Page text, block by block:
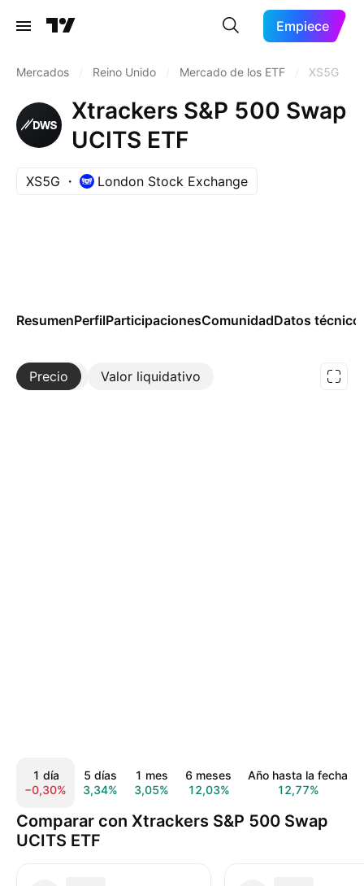
Empiece
Mercados Reino Unido Mercado de los ETF XS5G
Xtrackers S&P 500 Swap
UCITS ETF
XS5G London Stock Exchange
ResumenPerfilParticipacionesComunidadDatos
Precio Valor liquidativo
Más
1 día
−0,30%
5 días
3,34%
1 mes
3,05%
6 meses
12,03%
Año hasta la fecha
12,77%
Comparar con Xtrackers S&P 500 Swap
UCITS ETF